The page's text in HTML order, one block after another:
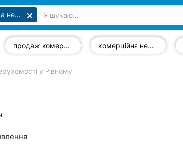
Агентства нерухомості
продаж комерційної нерухомості комерційна нерухомість
у Рівному